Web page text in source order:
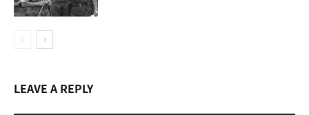
LEAVE A REPLY